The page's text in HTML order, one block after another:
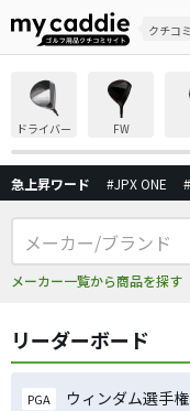
クチコミ
ドライバー FW
急上昇ワード #JPX ONE
メーカー一覧から商品を探す
リーダーボード
PGA ウィンダム選手